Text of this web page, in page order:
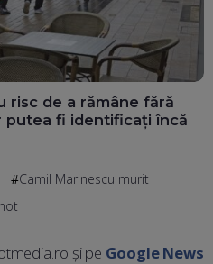
risc de a rămâne fără
putea fi identificați încă
Camil Marinescu murit
hot
și pe Google News